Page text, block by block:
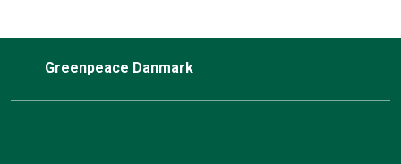
Greenpeace Danmark